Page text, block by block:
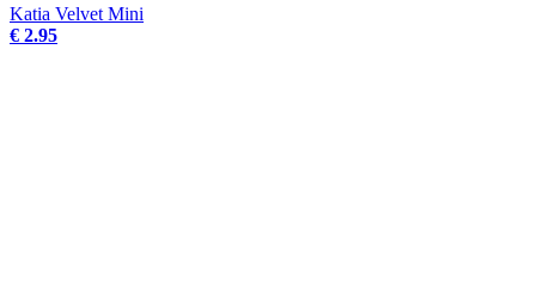
Katia Velvet Mini
€ 2.95